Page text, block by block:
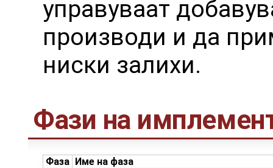
управуваат
производи и да
ниски залихи.
Фази на
Фаза Име на фаза